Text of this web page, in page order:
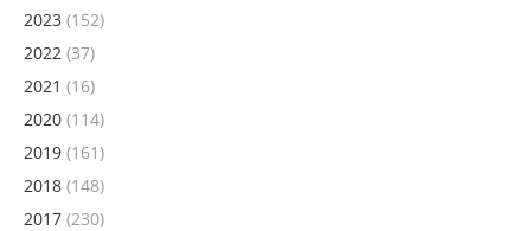
2023 (152)
2022 (37)
2021 (16)
2020 (114)
2019 (161)
2018 (148)
2017 (230)